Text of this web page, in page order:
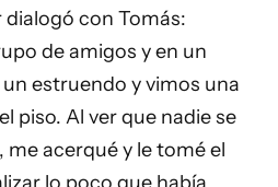
dialogó con Tomás:
de amigos y en un
estruendo y vimos una
piso. Al ver que nadie se
acerqué y le tomé el